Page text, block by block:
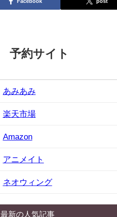
予約サイト
あみあみ
楽天市場
Amazon
アニメイト
ネオウィング
最新の人気記事